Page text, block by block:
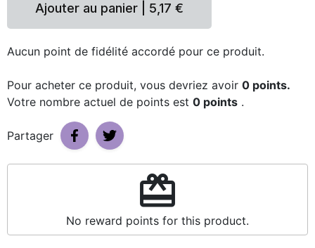
Ajouter au panier | 5,17 €
Aucun point de fidélité accordé pour ce produit.
Pour acheter ce produit, vous devriez avoir 0 points.
Votre nombre actuel de points est 0 points .
Partager
redeem
No reward points for this product.